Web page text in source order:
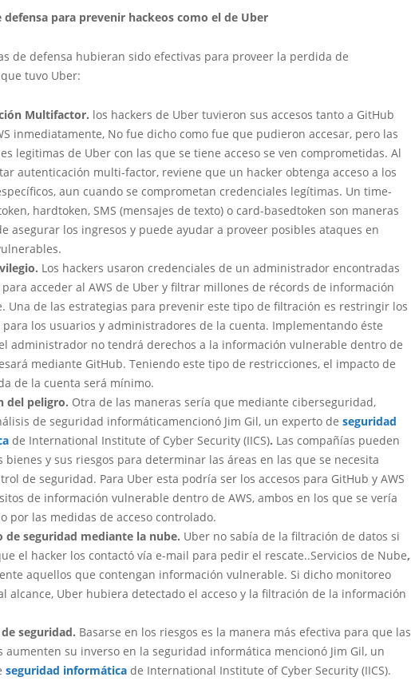
defensa para prevenir hackeos como el de Uber
de defensa hubieran sido efectivas para proveer la perdida de
tuvo Uber:
Multifactor. los hackers de Uber tuvieron sus accesos tanto a GitHub
inmediatamente, No fue dicho como fue que pudieron accesar, pero las
legitimas de Uber con las que se tiene acceso se ven comprometidas. Al
autenticación multi-factor, reviene que un hacker obtenga acceso a los
aun cuando se comprometan credenciales legítimas. Un time-
hardtoken, SMS (mensajes de texto) o card-basedtoken son maneras
asegurar los ingresos y puede ayudar a proveer posibles ataques en
Los hackers usaron credenciales de un administrador encontradas
acceder al AWS de Uber y filtrar millones de récords de información
Una de las estrategias para prevenir este tipo de filtración es restringir los
los usuarios y administradores de la cuenta. Implementando éste
administrador no tendrá derechos a la información vulnerable dentro de
mediante GitHub. Teniendo este tipo de restricciones, el impacto de
de la cuenta será mínimo.
del peligro. Otra de las maneras sería que mediante ciberseguridad,
de seguridad informáticamencionó Jim Gil, un experto de seguridad
de International Institute of Cyber Security (IICS). Las compañías pueden
bienes y sus riesgos para determinar las áreas en las que se necesita
de seguridad. Para Uber esta podría ser los accesos para GitHub y AWS
de información vulnerable dentro de AWS, ambos en los que se vería
por las medidas de acceso controlado.
de seguridad mediante la nube. Uber no sabía de la filtración de datos si
el hacker los contactó vía e-mail para pedir el rescate..Servicios de Nube,
aquellos que contengan información vulnerable. Si dicho monitoreo
alcance, Uber hubiera detectado el acceso y la filtración de la información
seguridad. Basarse en los riesgos es la manera más efectiva para que las
aumenten su inverso en la seguridad informática mencionó Jim Gil, un
seguridad informática de International Institute of Cyber Security (IICS).